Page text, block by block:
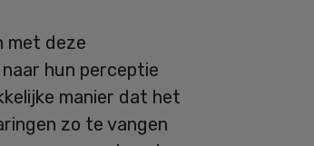
met deze
hun perceptie
manier dat het
zo te vangen